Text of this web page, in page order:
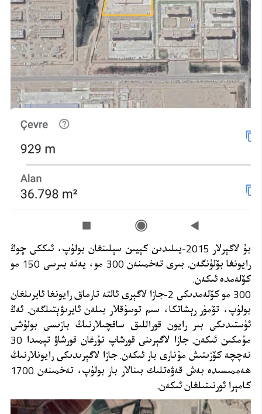
بۇ لاگېرلار 2015-يىلىدىن كېيىن سېلىنغان بولۇپ، ئىككى چوڭ
رايونغا بۆلۈنگەن. بىرى تەخمىنەن 300 مو، يەنە بىرسى 150 مو
كۆلەمدە ئىكەن.
300 مو كۆلەمدىكى 2-جازا لاگېرى ئالتە تارماق رايونغا ئايرىلغان
بولۇپ، تۆمۈر رېشاتكا، سىم توسۇقلار بىلەن ئايرىۋېتىلگەن. ئەڭ
ئۈستىدىكى بىر رايون قوراللىق ساقچىلارنىڭ بازىسى بولۇشى
مۇمكىن ئىكەن. جازا لاگېرىنى قورشاپ تۇرغان قورشاۋ تېمىدا 30
نەچچە كۆزىتىش مۇنارى بار ئىكەن. جازا لاگېرىدىكى رايونلارنىڭ
ھەممىسىدە بەش قەۋەتلىك بىنالار بار بولۇپ، تەخمىنەن 1700
كامېرا ئورنىتىلغان ئىكەن.